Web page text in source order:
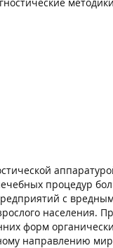
процедур
с
населения.
форм
направлению